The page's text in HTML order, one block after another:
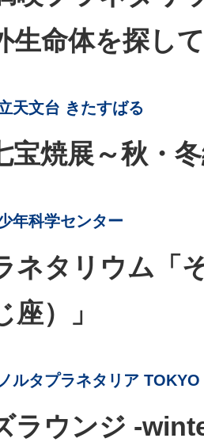
生命体を探し
天文台 きたすばる
宝焼展～秋・
年科学センター
ネタリウム「
座）」
ルタプラネタリア TOKYO
ラウンジ -